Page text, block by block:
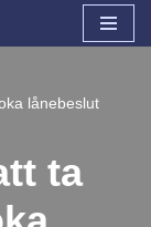
lånebeslut
ta